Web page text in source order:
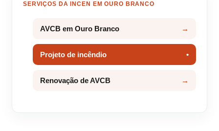
SERVIÇOS DA INCEN EM OURO BRANCO
AVCB em Ouro Branco
Projeto de incêndio
Renovação de AVCB